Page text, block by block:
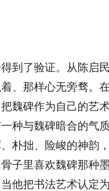
到了验证。从陈启
、那样心无旁骛。
魏碑作为自己的艺
种与魏碑暗合的气
朴拙、险峻的神韵
子里喜欢魏碑那种
他把书法艺术认定